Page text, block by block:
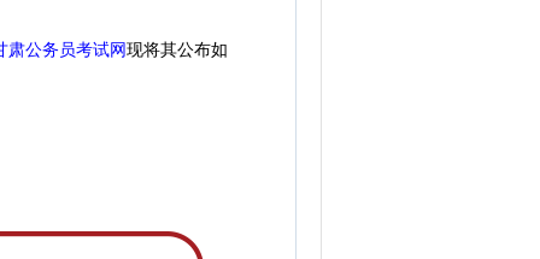
肃公务员考试网现将其公布如